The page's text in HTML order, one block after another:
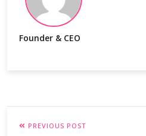
Founder & CEO
PREVIOUS POST